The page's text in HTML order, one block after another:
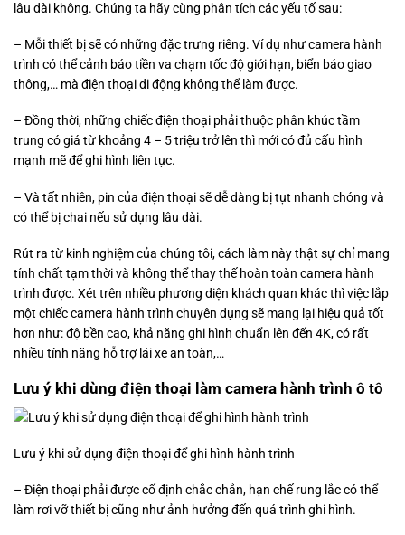
lâu dài không. Chúng ta hãy cùng phân tích các yếu tố sau:
– Mỗi thiết bị sẽ có những đặc trưng riêng. Ví dụ như camera hành
trình có thể cảnh báo tiền va chạm tốc độ giới hạn, biển báo giao
thông,… mà điện thoại di động không thể làm được.
– Đồng thời, những chiếc điện thoại phải thuộc phân khúc tầm
trung có giá từ khoảng 4 – 5 triệu trở lên thì mới có đủ cấu hình
mạnh mẽ để ghi hình liên tục.
– Và tất nhiên, pin của điện thoại sẽ dễ dàng bị tụt nhanh chóng và
có thể bị chai nếu sử dụng lâu dài.
Rút ra từ kinh nghiệm của chúng tôi, cách làm này thật sự chỉ mang
tính chất tạm thời và không thể thay thế hoàn toàn camera hành
trình được. Xét trên nhiều phương diện khách quan khác thì việc lắp
một chiếc camera hành trình chuyên dụng sẽ mang lại hiệu quả tốt
hơn như: độ bền cao, khả năng ghi hình chuẩn lên đến 4K, có rất
nhiều tính năng hỗ trợ lái xe an toàn,…
Lưu ý khi dùng điện thoại làm camera hành trình ô tô
Lưu ý khi sử dụng điện thoại để ghi hình hành trình
– Điện thoại phải được cố định chắc chắn, hạn chế rung lắc có thể
làm rơi vỡ thiết bị cũng như ảnh hưởng đến quá trình ghi hình.